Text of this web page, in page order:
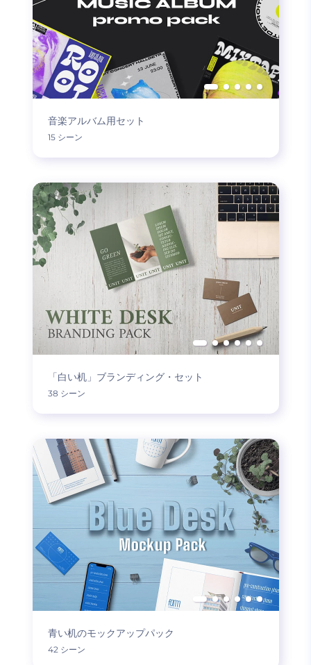
音楽アルバム用セット
15 シーン
「白い机」ブランディング・セット
38 シーン
青い机のモックアップパック
42 シーン